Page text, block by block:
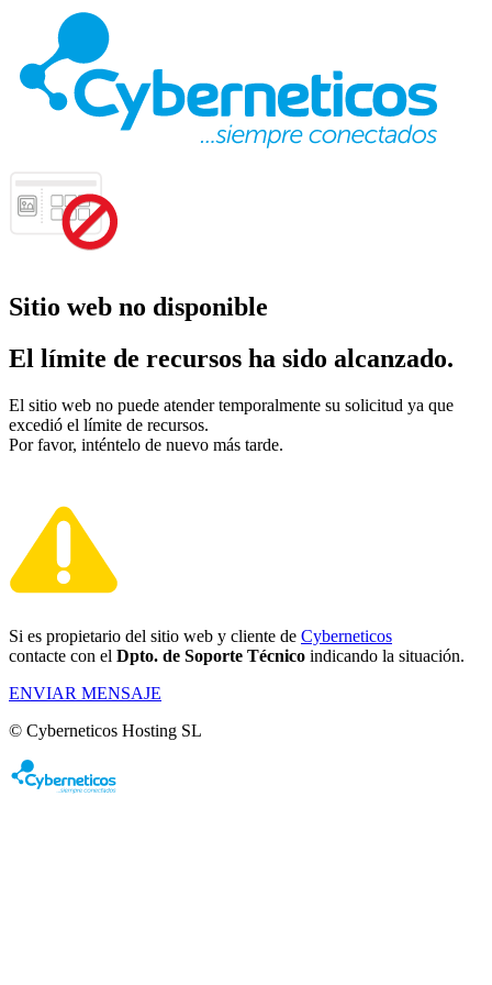
Sitio web no disponible
El límite de recursos ha sido alcanzado.
El sitio web no puede atender temporalmente su solicitud ya que
excedió el límite de recursos.
Por favor, inténtelo de nuevo más tarde.
Si es propietario del sitio web y cliente de Cyberneticos
contacte con el Dpto. de Soporte Técnico indicando la situación.
ENVIAR MENSAJE
© Cyberneticos Hosting SL